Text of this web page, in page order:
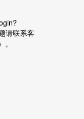
请联系客